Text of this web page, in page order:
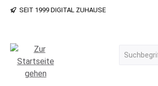
Hauptinhalt springen
Zur Suche springen
Zur Hauptnavigation springen
SEIT 1999 DIGITAL ZUHAUSE